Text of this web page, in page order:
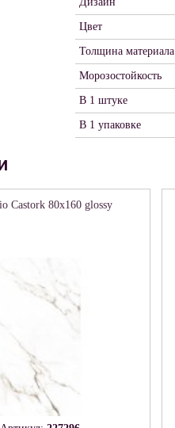
Цвет
Толщина материала
Морозостойкость
В 1 штуке
В 1 упаковке
Castork 80х160 glossy